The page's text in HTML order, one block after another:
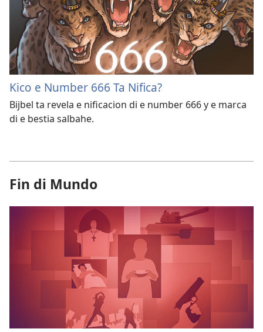
Kico e Number 666 Ta Nifica?
Bijbel ta revela e nificacion di e number 666 y e marca
di e bestia salbahe.
Fin di Mundo